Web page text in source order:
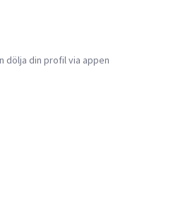
dölja din profil via appen